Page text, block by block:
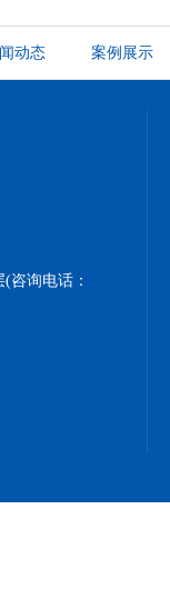
动态 案例展示
咨询电话：